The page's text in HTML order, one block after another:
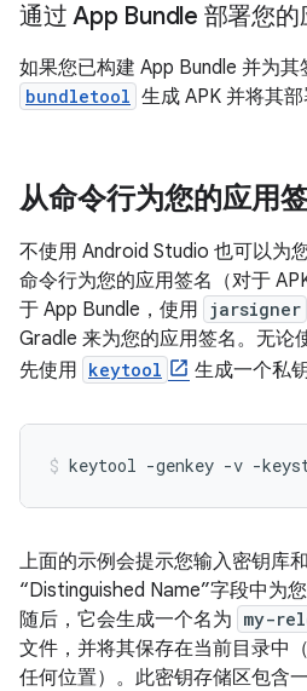
通过 App Bundle 部署您的
如果您已构建 App Bundle 并为其
bundletool 生成 APK 并将其部
从命令行为您的应用
不使用 Android Studio 也可以为
命令行为您的应用签名（对于
于 App Bundle，使用 jarsigner
Gradle 来为您的应用签名。无论
先使用 keytool 生成一个私
上面的示例会提示您输入密钥库
“Distinguished Name”字段中为
随后，它会生成一个名为 my-
文件，并将其保存在当前目录中
任何位置）。此密钥存储区包含